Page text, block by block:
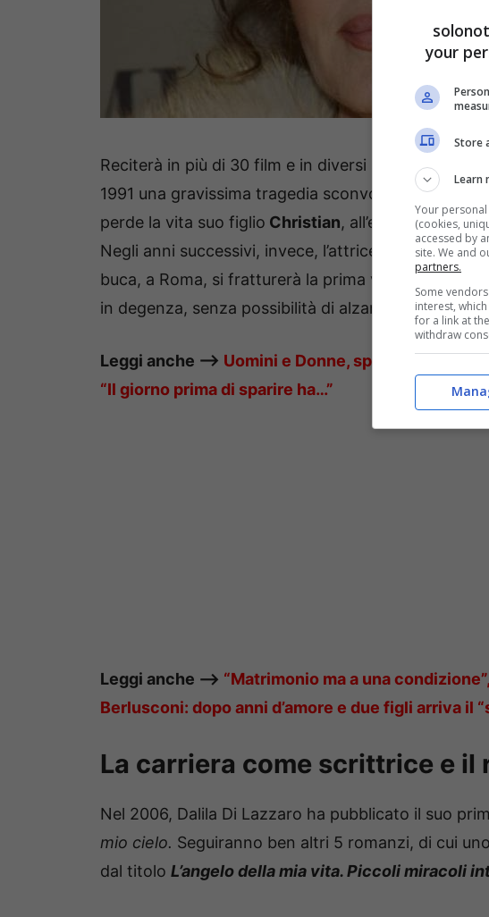
Reciterà in più di 30 film e in diversi spot di
1991 una gravissima tragedia sconvolge la sua
perde la vita suo figlio Christian, all’età di 22 anni.
Negli anni successivi, invece, l’attrice è vittima di
buca, a Roma, si fratturerà la prima vertebra del
in degenza, senza possibilità di alzarsi dal letto.
Leggi anche —–> Uomini e Donne, spunta il
“Il giorno prima di sparire ha…”
Leggi anche —–> “Matrimonio ma a una
Berlusconi: dopo anni d’amore e due figli arriva il
La carriera come scrittrice e il
Nel 2006, Dalila Di Lazzaro ha pubblicato il suo
mio cielo. Seguiranno ben altri 5 romanzi, di cui
dal titolo L’angelo della mia vita. Piccoli miracoli
your
Store
Learn
Your
(cookies,
accessed by
site. We and
partners.
Some
interest,
for a link at
withdraw